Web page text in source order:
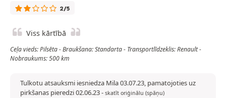
2/5
Viss kārtībā
Ceļa vieds: Pilsēta - Braukšana: Standarta - Transportlīdzeklis: Renault -
Nobraukums: 500 km
Tulkotu atsauksmi iesniedza Mila 03.07.23, pamatojoties uz
pirkšanas pieredzi 02.06.23- skatīt oriģinālu (spāņu)